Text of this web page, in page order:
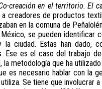
creación en el territorio. El
a creadores de productos
en la comuna de
México, se pueden identificar
la ciudad. Estas han dado,
Ese es el caso del trabajo
la metodología que ha
es necesario hablar con la
Se tiene que involucrar